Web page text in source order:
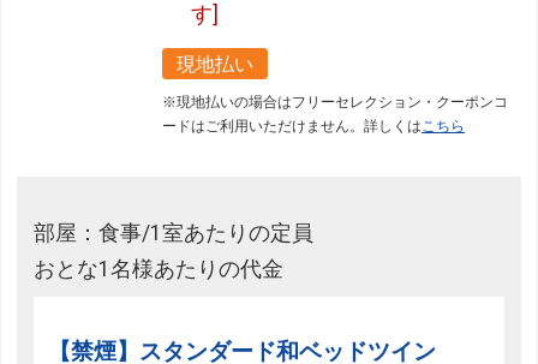
す]
現地払い
※現地払いの場合はフリーセレクション・クーポンコ
ードはご利用いただけません。詳しくは こちら
部屋：食事/1室あたりの定員
おとな1名様あたりの代金
【禁煙】スタンダード和ベッドツイン